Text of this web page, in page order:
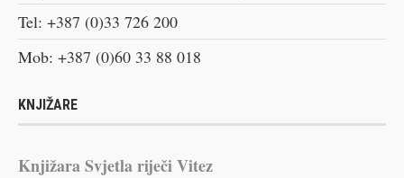
Tel: +387 (0)33 726 200
Mob: +387 (0)60 33 88 018
KNJIŽARE
Knjižara Svjetla riječi Vitez